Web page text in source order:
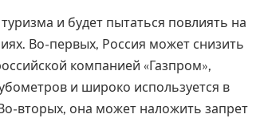
и будет пытаться повлиять на
Во-первых, Россия может снизить
компанией «Газпром»,
и широко используется в
вторых, она может наложить запрет